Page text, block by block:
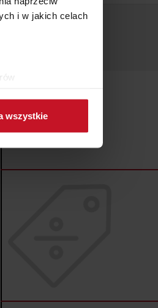
i w jakich celach
w
i analizować
lub
wszystkie